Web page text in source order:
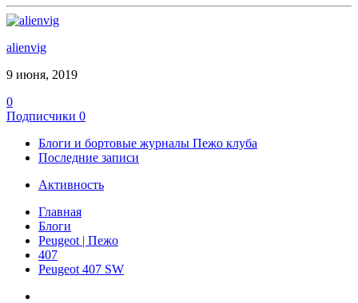
alienvig
9 июня, 2019
0
Подписчики 0
Блоги и бортовые журналы Пежо клуба
Последние записи
Активность
Главная
Блоги
Peugeot | Пежо
407
Peugeot 407 SW